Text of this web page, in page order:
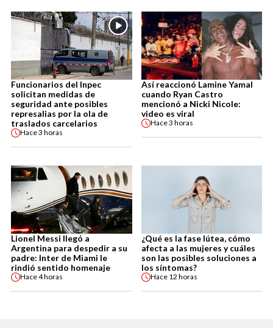
Funcionarios del Inpec
solicitan medidas de
seguridad ante posibles
represalias por la ola de
traslados carcelarios
Hace3 horas
Así reaccionó Lamine Yamal
cuando Ryan Castro
mencionó a Nicki Nicole:
video es viral
Hace3 horas
Lionel Messi llegó a
Argentina para despedir a su
padre: Inter de Miami le
rindió sentido homenaje
Hace4 horas
¿Qué es la fase lútea, cómo
afecta a las mujeres y cuáles
son las posibles soluciones a
los síntomas?
Hace 12 horas